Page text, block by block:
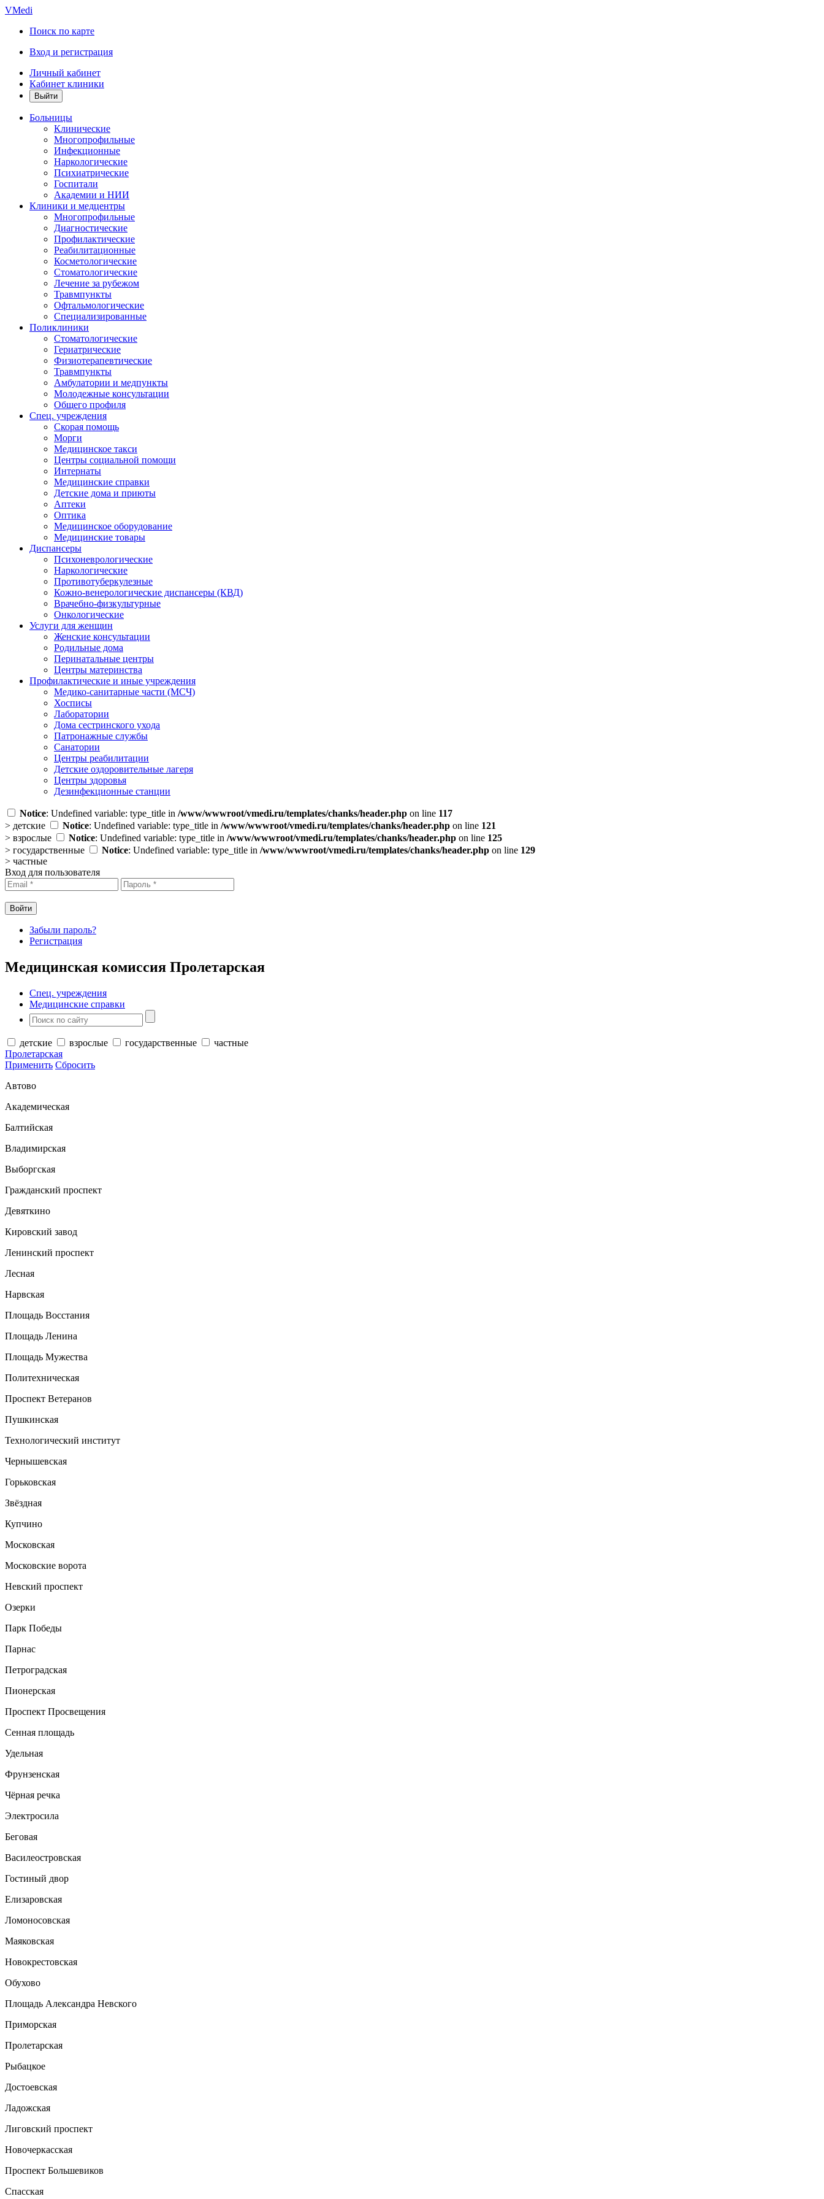
VMedi
Поиск по карте
Вход и регистрация
Личный кабинет
Кабинет клиники
Больницы
Клинические
Многопрофильные
Инфекционные
Наркологические
Психиатрические
Госпитали
Академии и НИИ
Клиники и медцентры
Многопрофильные
Диагностические
Профилактические
Реабилитационные
Косметологические
Стоматологические
Лечение за рубежом
Травмпункты
Офтальмологические
Специализированные
Поликлиники
Стоматологические
Гериатрические
Физиотерапевтические
Травмпункты
Амбулатории и медпункты
Молодежные консультации
Общего профиля
Спец. учреждения
Скорая помощь
Морги
Медицинское такси
Центры социальной помощи
Интернаты
Медицинские справки
Детские дома и приюты
Аптеки
Оптика
Медицинское оборудование
Медицинские товары
Диспансеры
Психоневрологические
Наркологические
Противотуберкулезные
Кожно-венерологические диспансеры (КВД)
Врачебно-физкультурные
Онкологические
Услуги для женщин
Женские консультации
Родильные дома
Перинатальные центры
Центры материнства
Профилактические и иные учреждения
Медико-санитарные части (МСЧ)
Хосписы
Лаборатории
Дома сестринского ухода
Патронажные службы
Санатории
Центры реабилитации
Детские оздоровительные лагеря
Центры здоровья
Дезинфекционные станции
Notice: Undefined variable: type_title in /www/wwwroot/vmedi.ru/templates/chanks/header.php on line 117
> детские Notice: Undefined variable: type_title in /www/wwwroot/vmedi.ru/templates/chanks/header.php on line 121
> взрослые Notice: Undefined variable: type_title in /www/wwwroot/vmedi.ru/templates/chanks/header.php on line 125
> государственные Notice: Undefined variable: type_title in /www/wwwroot/vmedi.ru/templates/chanks/header.php on line 129
> частные
Вход для пользователя
Забыли пароль?
Регистрация
Медицинская комиссия Пролетарская
Спец. учреждения
Медицинские справки
детские взрослые государственные
частные
Пролетарская
Применить Сбросить
Автово
Академическая
Балтийская
Владимирская
Выборгская
Гражданский проспект
Девяткино
Кировский завод
Ленинский проспект
Лесная
Нарвская
Площадь Восстания
Площадь Ленина
Площадь Мужества
Политехническая
Проспект Ветеранов
Пушкинская
Технологический институт
Чернышевская
Горьковская
Звёздная
Купчино
Московская
Московские ворота
Невский проспект
Озерки
Парк Победы
Парнас
Петроградская
Пионерская
Проспект Просвещения
Сенная площадь
Удельная
Фрунзенская
Чёрная речка
Электросила
Беговая
Василеостровская
Гостиный двор
Елизаровская
Ломоносовская
Маяковская
Новокрестовская
Обухово
Площадь Александра Невского
Приморская
Пролетарская
Рыбацкое
Достоевская
Ладожская
Лиговский проспект
Новочеркасская
Проспект Большевиков
Спасская